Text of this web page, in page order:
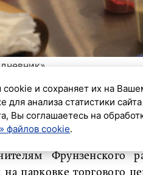
из Узбекистана,
сообщает пресс-
Фрунзенского
парковке торгового
и сохраняет их на
анализа статистики
Вы соглашаетесь на
файлов cookie.